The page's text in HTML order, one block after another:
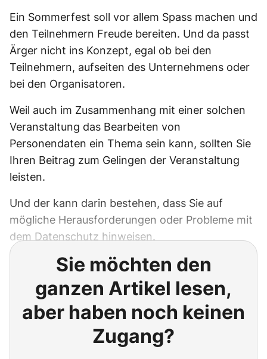
Ein Sommerfest soll vor allem Spass machen und
den Teilnehmern Freude bereiten. Und da passt
Ärger nicht ins Konzept, egal ob bei den
Teilnehmern, aufseiten des Unternehmens oder
bei den Organisatoren.
Weil auch im Zusammenhang mit einer solchen
Veranstaltung das Bearbeiten von
Personendaten ein Thema sein kann, sollten Sie
Ihren Beitrag zum Gelingen der Veranstaltung
leisten.
Und der kann darin bestehen, dass Sie auf
mögliche Herausforderungen oder Probleme mit
dem Datenschutz hinweisen.
Sie möchten den
ganzen Artikel lesen,
aber haben noch keinen
Zugang?